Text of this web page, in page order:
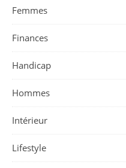
Femmes
Finances
Handicap
Hommes
Intérieur
Lifestyle